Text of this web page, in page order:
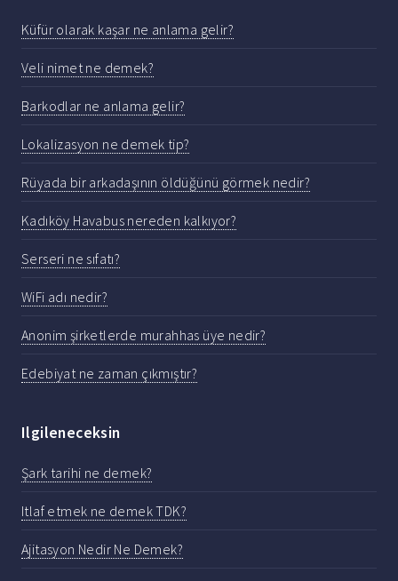
Küfür olarak kaşar ne anlama gelir?
Veli nimet ne demek?
Barkodlar ne anlama gelir?
Lokalizasyon ne demek tip?
Rüyada bir arkadaşının öldüğünü görmek nedir?
Kadıköy Havabus nereden kalkıyor?
Serseri ne sıfatı?
WiFi adı nedir?
Anonim şirketlerde murahhas üye nedir?
Edebiyat ne zaman çıkmıştır?
Ilgileneceksin
Şark tarihi ne demek?
Itlaf etmek ne demek TDK?
Ajitasyon Nedir Ne Demek?